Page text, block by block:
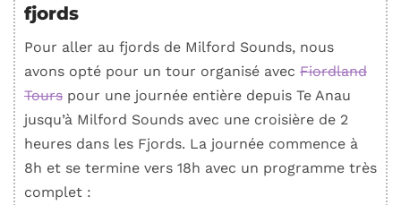
fjords
Pour aller au fjords de Milford Sounds, nous
avons opté pour un tour organisé avec Fiordland
Tours pour une journée entière depuis Te Anau
jusqu’à Milford Sounds avec une croisière de 2
heures dans les Fjords. La journée commence à
8h et se termine vers 18h avec un programme très
complet :